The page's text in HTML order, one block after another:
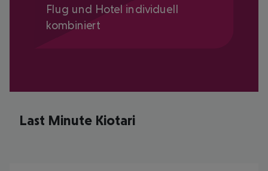
Flug und Hotel individuell
kombiniert
Last Minute Kiotari